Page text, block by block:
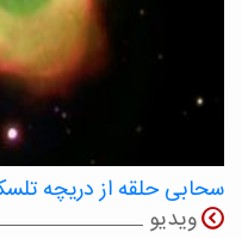
سحابی حلقه از دریچه
ویدیو